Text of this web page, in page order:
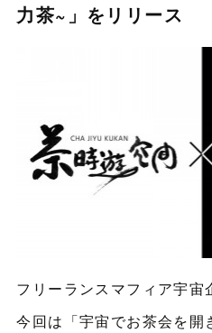
力茶~」をリリース
フリーランスマフィア宇宙
今回は「宇宙でお茶会を開